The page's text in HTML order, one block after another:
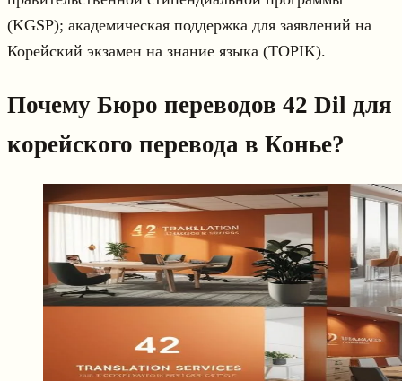
(KGSP); академическая поддержка для заявлений на
Корейский экзамен на знание языка (TOPIK).
Почему Бюро переводов 42 Dil для
корейского перевода в Конье?